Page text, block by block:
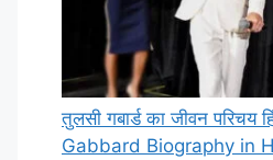
तुलसी गबार्ड का जीवन परिचय
Gabbard Biography in